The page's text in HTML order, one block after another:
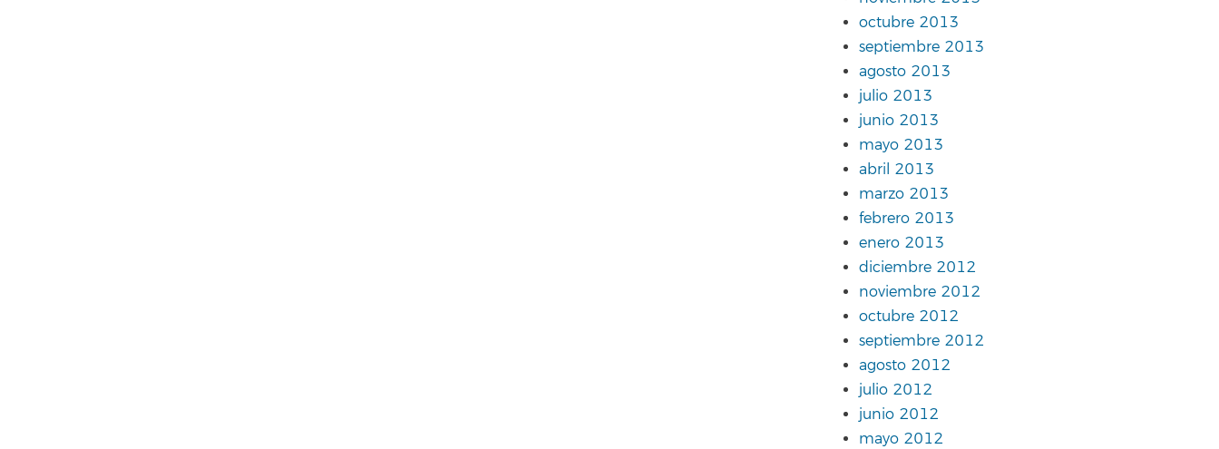
octubre 2013
septiembre 2013
agosto 2013
julio 2013
junio 2013
mayo 2013
abril 2013
marzo 2013
febrero 2013
enero 2013
diciembre 2012
noviembre 2012
octubre 2012
septiembre 2012
agosto 2012
julio 2012
junio 2012
mayo 2012